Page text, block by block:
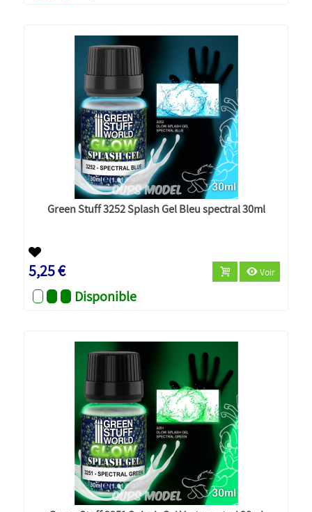
Green Stuff 3252 Splash Gel Bleu spectral 30ml
5,25 € Voir
Disponible